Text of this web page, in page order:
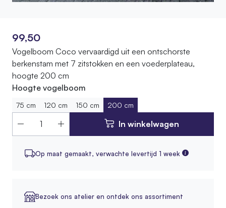
99,50
Vogelboom Coco vervaardigd uit een ontschorste
berkenstam met 7 zitstokken en een voederplateau,
hoogte 200 cm
Hoogte vogelboom
75 cm 120 cm 150 cm 200 cm
In winkelwagen
Op maat gemaakt, verwachte levertijd 1 week
Bezoek ons atelier en ontdek ons assortiment